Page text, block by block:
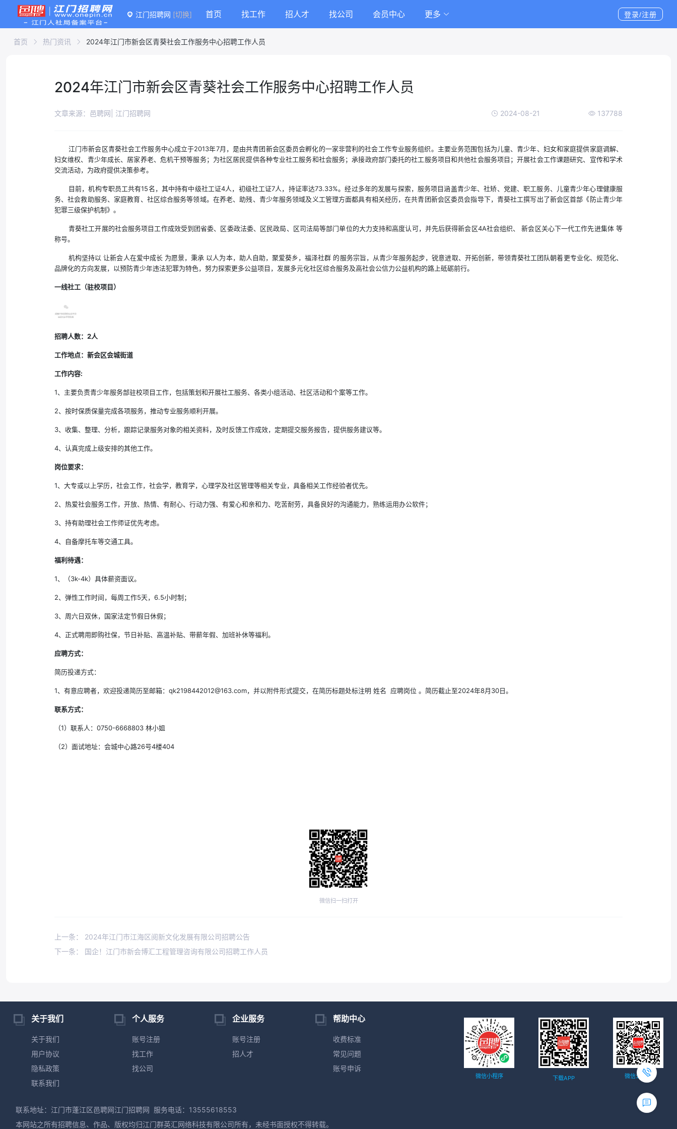
江门招聘网 [切换] 首页 找工作 招人才 找公司 会员中心 更多 登录/注册
首页 热门资讯 2024年江门市新会区青葵社会工作服务中心招聘工作人员
2024年江门市新会区青葵社会工作服务中心招聘工作人员
文章来源：邑聘网| 江门招聘网 2024-08-21 137788
江门市新会区青葵社会工作服务中心成立于2013年7月，是由共青团新会区委员会孵化的一家非营利的社会工作专业服务组织。主要业务范围包括为儿童、青少年、妇女和家庭提供家庭调解、
妇女维权、青少年成长、居家养老、危机干预等服务；为社区居民提供各种专业社工服务和社会服务；承接政府部门委托的社工服务项目和共他社会服务项目；开展社会工作课题研究、宣传和学术
交流活动，为政府提供决策参考。
目前，机构专职员工共有15名，其中持有中级社工证4人，初级社工证7人，持证率达73.33%。经过多年的发展与探索，服务项目涵盖青少年、社矫、党建、职工服务、儿童青少年心理健康服
务、社会救助服务、家庭教育、社区综合服务等领域。在养老、助残、青少年服务领域及义工管理方面都具有相关经历，在共青团新会区委员会指导下，青葵社工撰写出了新会区首部《防止青少年
犯罪三级保护机制》。
青葵社工开展的社会服务项目工作成效受到团省委、区委政法委、区民政局、区司法局等部门单位的大力支持和高度认可，并先后获得新会区4A社会组织、 新会区关心下一代工作先进集体 等
称号。
机构坚持以 让新会人在爱中成长 为愿景，秉承 以人为本，助人自助，聚爱葵乡，福泽社群 的服务宗旨，从青少年服务起步，锐意进取、开拓创新，带领青葵社工团队朝着更专业化、规范化、
品牌化的方向发展，以预防青少年违法犯罪为特色，努力探索更多公益项目，发展多元化社区综合服务及高社会公信力公益机构的路上砥砺前行。
一线社工（驻校项目）
招聘人数：2人
工作地点：新会区会城街道
工作内容:
1、主要负责青少年服务部驻校项目工作，包括策划和开展社工服务、各类小组活动、社区活动和个案等工作。
2、按时保质保量完成各项服务，推动专业服务顺利开展。
3、收集、整理、分析，跟踪记录服务对象的相关资料，及时反馈工作成效，定期提交服务报告，提供服务建议等。
4、认真完成上级安排的其他工作。
岗位要求：
1、大专或以上学历，社会工作，社会学，教育学，心理学及社区管理等相关专业，具备相关工作经验者优先。
2、热爱社会服务工作，开放、热情、有耐心、行动力强、有爱心和亲和力、吃苦耐劳，具备良好的沟通能力，熟练运用办公软件；
3、持有助理社会工作师证优先考虑。
4、自备摩托车等交通工具。
福利待遇：
1、（3k-4k）具体薪资面议。
2、弹性工作时间，每周工作5天，6.5小时制；
3、周六日双休，国家法定节假日休假；
4、正式聘用即购社保，节日补贴、高温补贴、带薪年假、加班补休等福利。
应聘方式：
简历投递方式：
1、有意应聘者，欢迎投递简历至邮箱：qk2198442012@163.com，并以附件形式提交，在简历标题处标注明 姓名 应聘岗位 。简历截止至2024年8月30日。
联系方式：
（1）联系人：0750-6668803 林小姐
（2）面试地址：会城中心路26号4楼404
微信扫一扫打开
上一条： 2024年江门市江海区阅新文化发展有限公司招聘公告
下一条： 国企！江门市新会博汇工程管理咨询有限公司招聘工作人员
关于我们
关于我们
用户协议
隐私政策
联系我们
个人服务
账号注册
找工作
找公司
企业服务
账号注册
招人才
帮助中心
收费标准
常见问题
账号申诉
微信小程序 下载APP 微信公众号
联系地址：江门市蓬江区邑聘网江门招聘网 服务电话：13555618553
本网站之所有招聘信息、作品、版权均归江门群英汇网络科技有限公司所有，未经书面授权不得转载。